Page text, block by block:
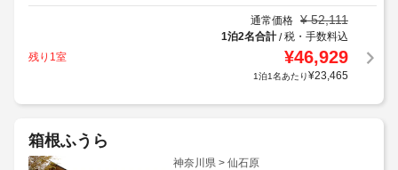
通常価格 ¥ 52,111
1泊2名合計/税・手数料込
残り1室
¥46,929
1泊1名あたり¥23,465
箱根ふうら
神奈川県 > 仙石原